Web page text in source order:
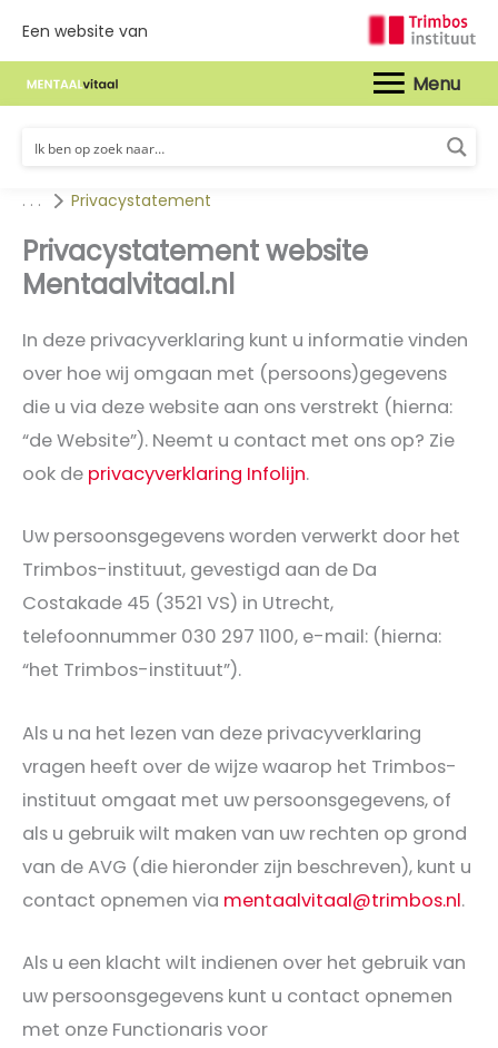
Een website van
. . . Privacystatement
Privacystatement website
Mentaalvitaal.nl
In deze privacyverklaring kunt u informatie vinden
over hoe wij omgaan met (persoons)gegevens
die u via deze website aan ons verstrekt (hierna:
“de Website”). Neemt u contact met ons op? Zie
ook de privacyverklaring Infolijn.
Uw persoonsgegevens worden verwerkt door het
Trimbos-instituut, gevestigd aan de Da
Costakade 45 (3521 VS) in Utrecht,
telefoonnummer 030 297 1100, e-mail: (hierna:
“het Trimbos-instituut”).
Als u na het lezen van deze privacyverklaring
vragen heeft over de wijze waarop het Trimbos-
instituut omgaat met uw persoonsgegevens, of
als u gebruik wilt maken van uw rechten op grond
van de AVG (die hieronder zijn beschreven), kunt u
contact opnemen via mentaalvitaal@trimbos.nl.
Als u een klacht wilt indienen over het gebruik van
uw persoonsgegevens kunt u contact opnemen
met onze Functionaris voor